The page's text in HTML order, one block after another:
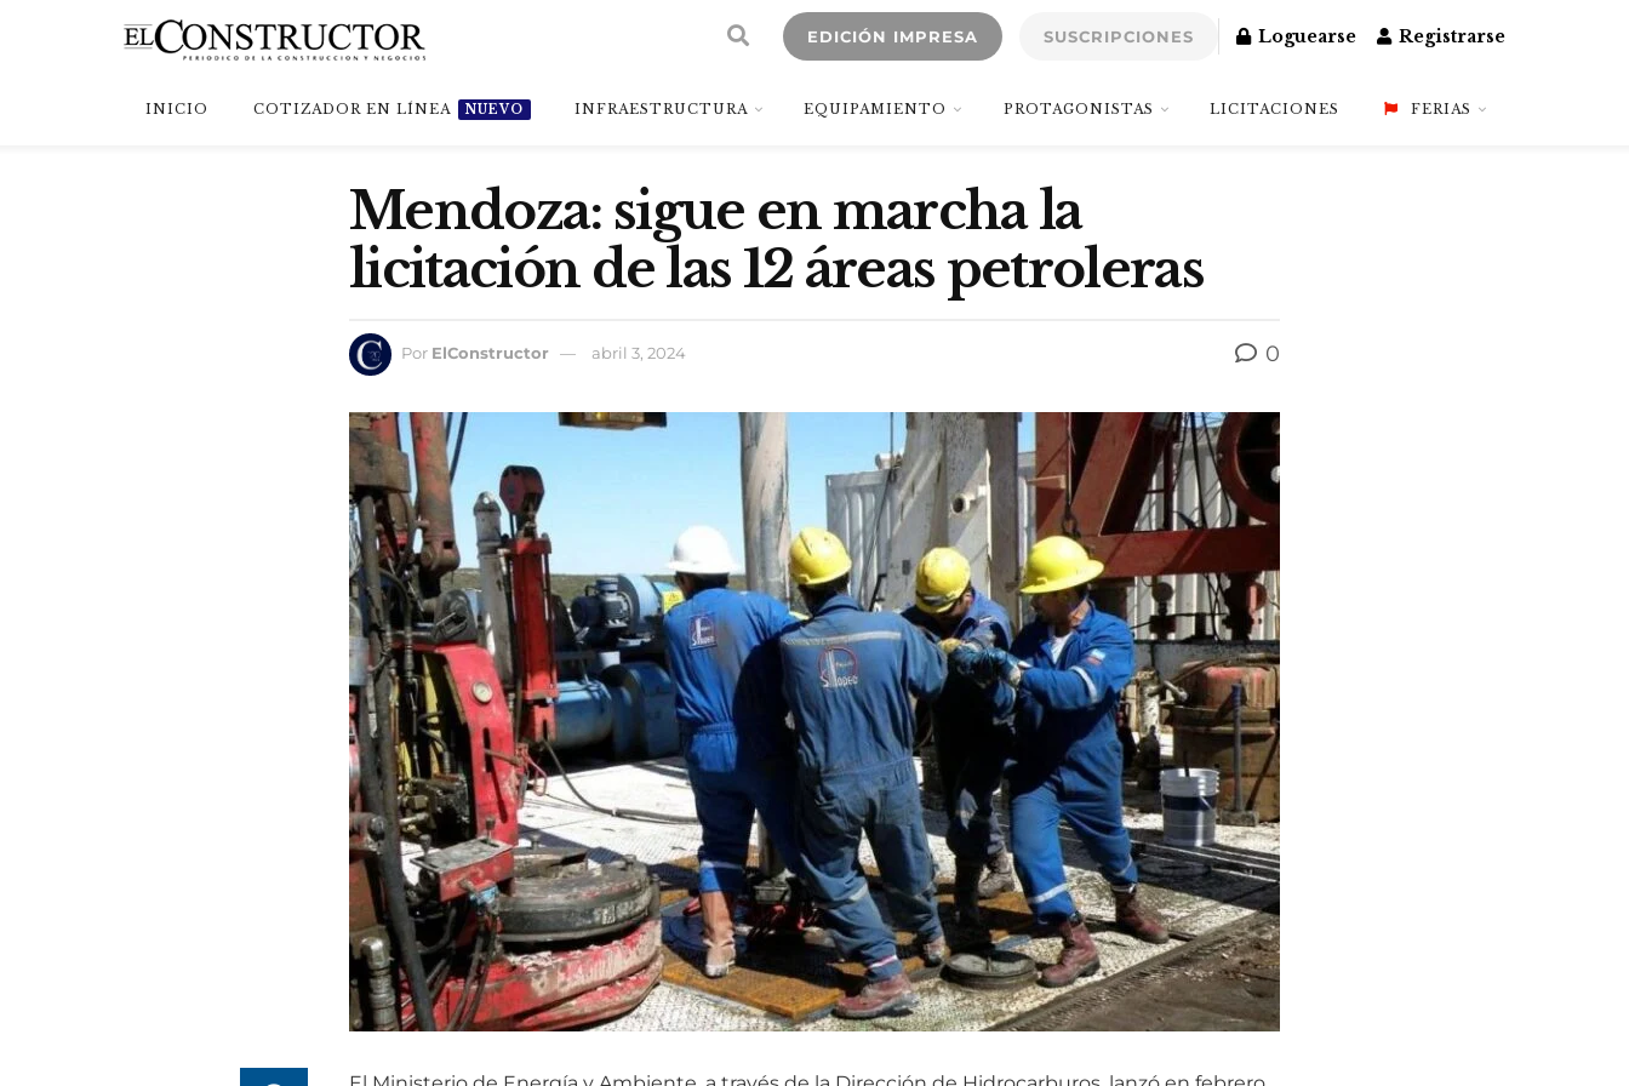
EDICIÓN IMPRESA SUSCRIPCIONES Loguearse Registrarse
INICIO COTIZADOR EN LÍNEA NUEVO INFRAESTRUCTURA EQUIPAMIENTO PROTAGONISTAS LICITACIONES FERIAS
Mendoza: sigue en marcha la
licitación de las 12 áreas petroleras
Por ElConstructor abril 3, 2024 0